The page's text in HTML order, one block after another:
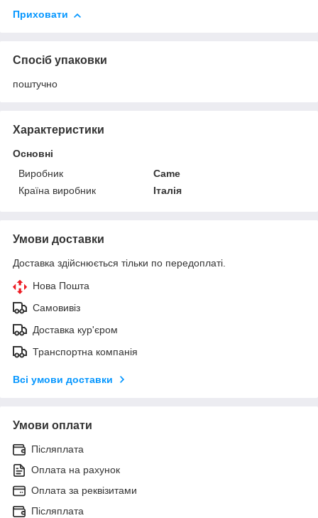
Приховати
Спосіб упаковки
поштучно
Характеристики
Основні
Виробник
Came
Країна виробник
Італія
Умови доставки
Доставка здійснюється тільки по передоплаті.
Нова Пошта
Самовивіз
Доставка кур'єром
Транспортна компанія
Всі умови доставки
Умови оплати
Післяплата
Оплата на рахунок
Оплата за реквізитами
Післяплата